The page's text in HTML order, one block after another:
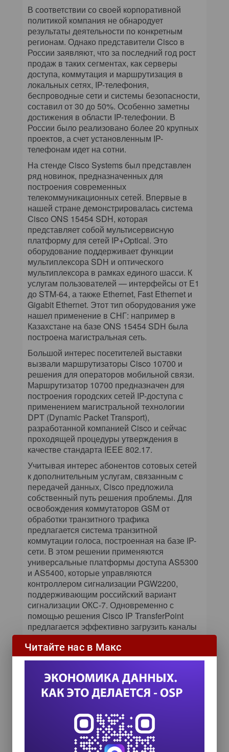
В соответствии со своей корпоративной
политикой компания не обнародует
результаты деятельности по конкретным
регионам. Однако представители Cisco в
России заявляют, что за последний год рост
продаж в таких сегментах, как серверы
доступа, коммутация и маршрутизация в
локальных сетях, IP-телефония,
беспроводные сети и системы безопасности,
составил от 30 до 50%. Особенно заметны
достижения в области IP-телефонии. В
России было реализовано более 20 крупных
проектов, а счет установленным IP-
телефонам идет на сотни.
На стенде Cisco Systems был представлен
ряд новинок, предназначенных для
построения современных
телекоммуникационных сетей. Впервые в
нашей стране демонстрировалась система
Cisco ONS 15454 SDH, которая
представляет собой мультисервисную
платформу для сетей IP+Optical. Это
оборудование поддерживает функции
мультиплексора SDH и оптического
мультиплексора в рамках единого шасси. К
услугам пользователей — интерфейсы от Е1
до STM-64, а также Ethernet, Fast Ethernet и
Gigabit Ethernet. Этот тип оборудования уже
нашел применение в СНГ: например в
Казахстане на базе ONS 15454 SDH была
построена магистральная сеть.
Большой интерес посетителей выставки
вызвали маршрутизаторы Cisco 10700 и
решения для операторов мобильной связи.
Маршрутизатор 10700 предназначен для
построения городских сетей IP-доступа с
применением магистральной технологии
DPT (Dynamic Packet Transport),
разработанной компанией Cisco и сейчас
проходящей процедуры утверждения в
качестве стандарта IEEE 802.17.
Учитывая интерес абонентов сотовых сетей
к дополнительным услугам, связанным с
передачей данных, Cisco предложила
собственный путь решения проблемы. Для
освобождения коммутаторов GSM от
обработки транзитного трафика
предлагается система транзитной
коммутации голоса, построенная на базе IP-
сети. В этом решении применяются
универсальные платформы доступа AS5300
и AS5400, которые управляются
контроллером сигнализации PGW2200,
поддерживающим российский вариант
сигнализации ОКС-7. Одновременно с
помощью решения Cisco IP TransferPoint
предлагается эффективно загрузить каналы
сигнализации за счет использования
распределенной архитектуры коммутации
ОКС-7 поверх IP.
В целях создания комплексных решений для
сотовых операторов Cisco заключила
соглашения с Alcatel и Motorola. Кроме того,
совместимость с оборудованием других
поставщиков. Комплексное решение
предполагает предоставление доступа к
Читайте нас в Макс